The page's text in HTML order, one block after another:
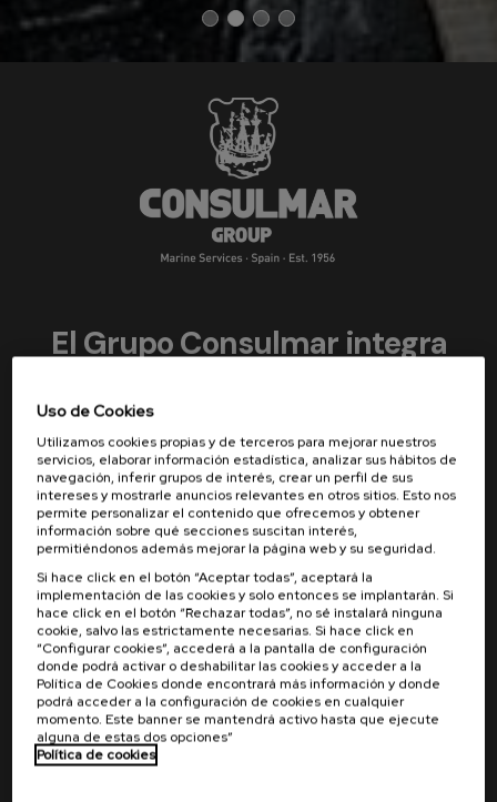
El Grupo Consulmar integra
servicios marítimos, operando
en España, Marruecos y Guinea
Bissau, con un profundo
conocimiento del entorno local y
una sólida implantación en cada
mercado.
Trabajamos en los 3 países de forma coordinada
desde los puertos de Bilbao, Castellón, Algeciras,
Tánger, Ceuta, Tánger Med y Bissau.
Uso de Cookies
Utilizamos cookies propias y de terceros para mejorar nuestros
servicios, elaborar información estadística, analizar sus hábitos de
navegación, inferir grupos de interés, crear un perfil de sus
intereses y mostrarle anuncios relevantes en otros sitios. Esto nos
permite personalizar el contenido que ofrecemos y obtener
información sobre qué secciones suscitan interés,
permitiéndonos además mejorar la página web y su seguridad.
Si hace click en el botón “Aceptar todas”, aceptará la
implementación de las cookies y solo entonces se implantarán. Si
hace click en el botón “Rechazar todas”, no sé instalará ninguna
cookie, salvo las estrictamente necesarias. Si hace click en
“Configurar cookies”, accederá a la pantalla de configuración
donde podrá activar o deshabilitar las cookies y acceder a la
Política de Cookies donde encontrará más información y donde
podrá acceder a la configuración de cookies en cualquier
momento. Este banner se mantendrá activo hasta que ejecute
alguna de estas dos opciones”
Política de cookies